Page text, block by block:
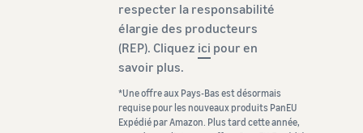
respecter la responsabilité
élargie des producteurs
(REP). Cliquez ici pour en
savoir plus.
*Une offre aux Pays-Bas est désormais
requise pour les nouveaux produits PanEU
Expédié par Amazon. Plus tard cette année,